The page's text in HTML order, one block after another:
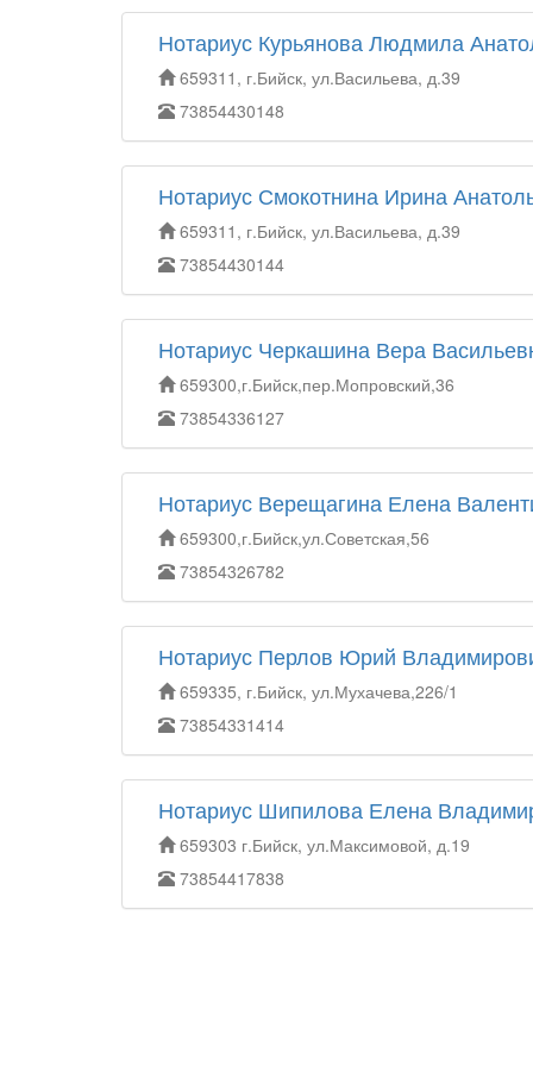
Нотариус Курьянова Людмила
659311, г.Бийск, ул.Васильева, д.39
73854430148
Нотариус Смокотнина Ирина
659311, г.Бийск, ул.Васильева, д.39
73854430144
Нотариус Черкашина Вера
659300,г.Бийск,пер.Мопровский,36
73854336127
Нотариус Верещагина Елена
659300,г.Бийск,ул.Советская,56
73854326782
Нотариус Перлов Юрий
659335, г.Бийск, ул.Мухачева,226/1
73854331414
Нотариус Шипилова Елена
659303 г.Бийск, ул.Максимовой, д.19
73854417838